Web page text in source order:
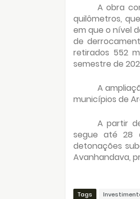
A obra
quilômetros,
em que o nível
de
retirados 552
semestre de
A
municípios de
A partir
segue até 28
detonações
Avanhandava,
Tags